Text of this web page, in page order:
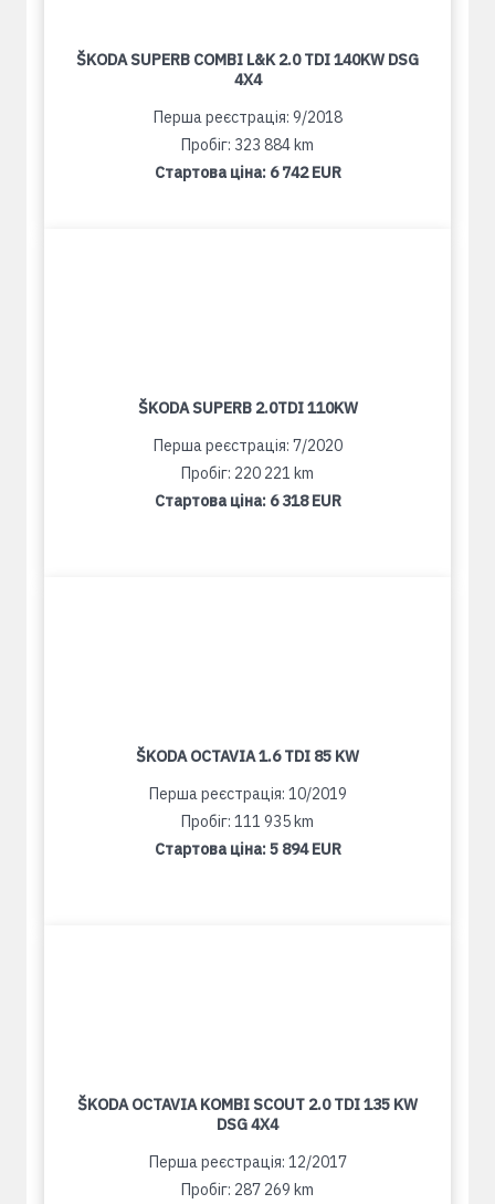
ŠKODA SUPERB COMBI L&K 2.0 TDI 140KW DSG
4X4
Перша реєстрація: 9/2018
Пробіг: 323 884 km
Стартова ціна: 6 742 EUR
ŠKODA SUPERB 2.0TDI 110KW
Перша реєстрація: 7/2020
Пробіг: 220 221 km
Стартова ціна: 6 318 EUR
ŠKODA OCTAVIA 1.6 TDI 85 KW
Перша реєстрація: 10/2019
Пробіг: 111 935 km
Стартова ціна:5 894 EUR
ŠKODA OCTAVIA KOMBI SCOUT 2.0 TDI 135 KW
DSG 4X4
Перша реєстрація: 12/2017
Пробіг: 287 269 km